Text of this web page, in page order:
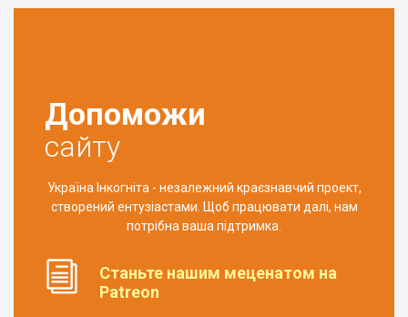
Допоможи
сайту
Україна Інкогніта - незалежний краєзнавчий проект,
створений ентузіастами. Щоб працювати далі, нам
потрібна ваша підтримка.
Станьте нашим меценатом на
Patreon